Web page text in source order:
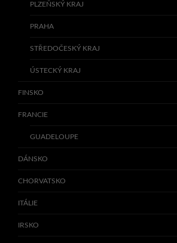
PLZEŇSKÝ KRAJ
PRAHA
STŘEDOČESKÝ KRAJ
ÚSTECKÝ KRAJ
FINSKO
FRANCIE
GUADELOUPE
DÁNSKO
CHORVATSKO
ITÁLIE
IRSKO